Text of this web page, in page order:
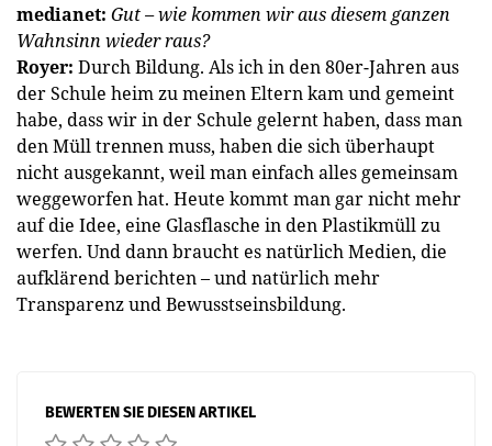
medianet: Gut – wie kommen wir aus diesem ganzen
Wahnsinn wieder raus?
Royer: Durch Bildung. Als ich in den 80er-Jahren aus
der Schule heim zu meinen Eltern kam und gemeint
habe, dass wir in der Schule gelernt haben, dass man
den Müll trennen muss, haben die sich überhaupt
nicht ausgekannt, weil man einfach alles gemeinsam
weggeworfen hat. Heute kommt man gar nicht mehr
auf die Idee, eine Glasflasche in den Plastikmüll zu
werfen. Und dann braucht es natürlich Medien, die
aufklärend berichten – und natürlich mehr
Transparenz und Bewusstseinsbildung.
BEWERTEN SIE DIESEN ARTIKEL